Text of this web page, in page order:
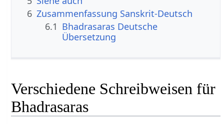
6 Zusammenfassung Sanskrit-Deutsch
6.1 Bhadrasaras Deutsche
Übersetzung
Verschiedene Schreibweisen für
Bhadrasaras